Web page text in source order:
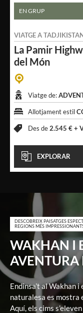
La Pamir
del Món
VIATGE A
EN GRUP
Viatge de:
Allotjament estil
Des de2.545 € +
EXPLORAR
DESCOBREIX PAISATGES
REGIONS MÉS
WAKHAN I
AVENTURA
Endinsa’t al Wakhan
naturalesa es mostra
Aquí, els cims